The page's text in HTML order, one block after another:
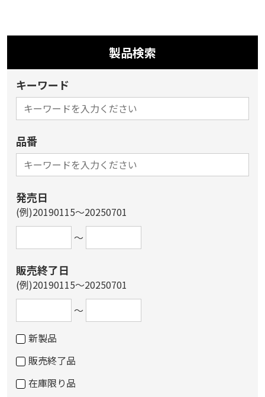
製品検索
キーワード
品番
発売日
(例)20190115～20250701
～
販売終了日
(例)20190115～20250701
～
新製品
販売終了品
在庫限り品